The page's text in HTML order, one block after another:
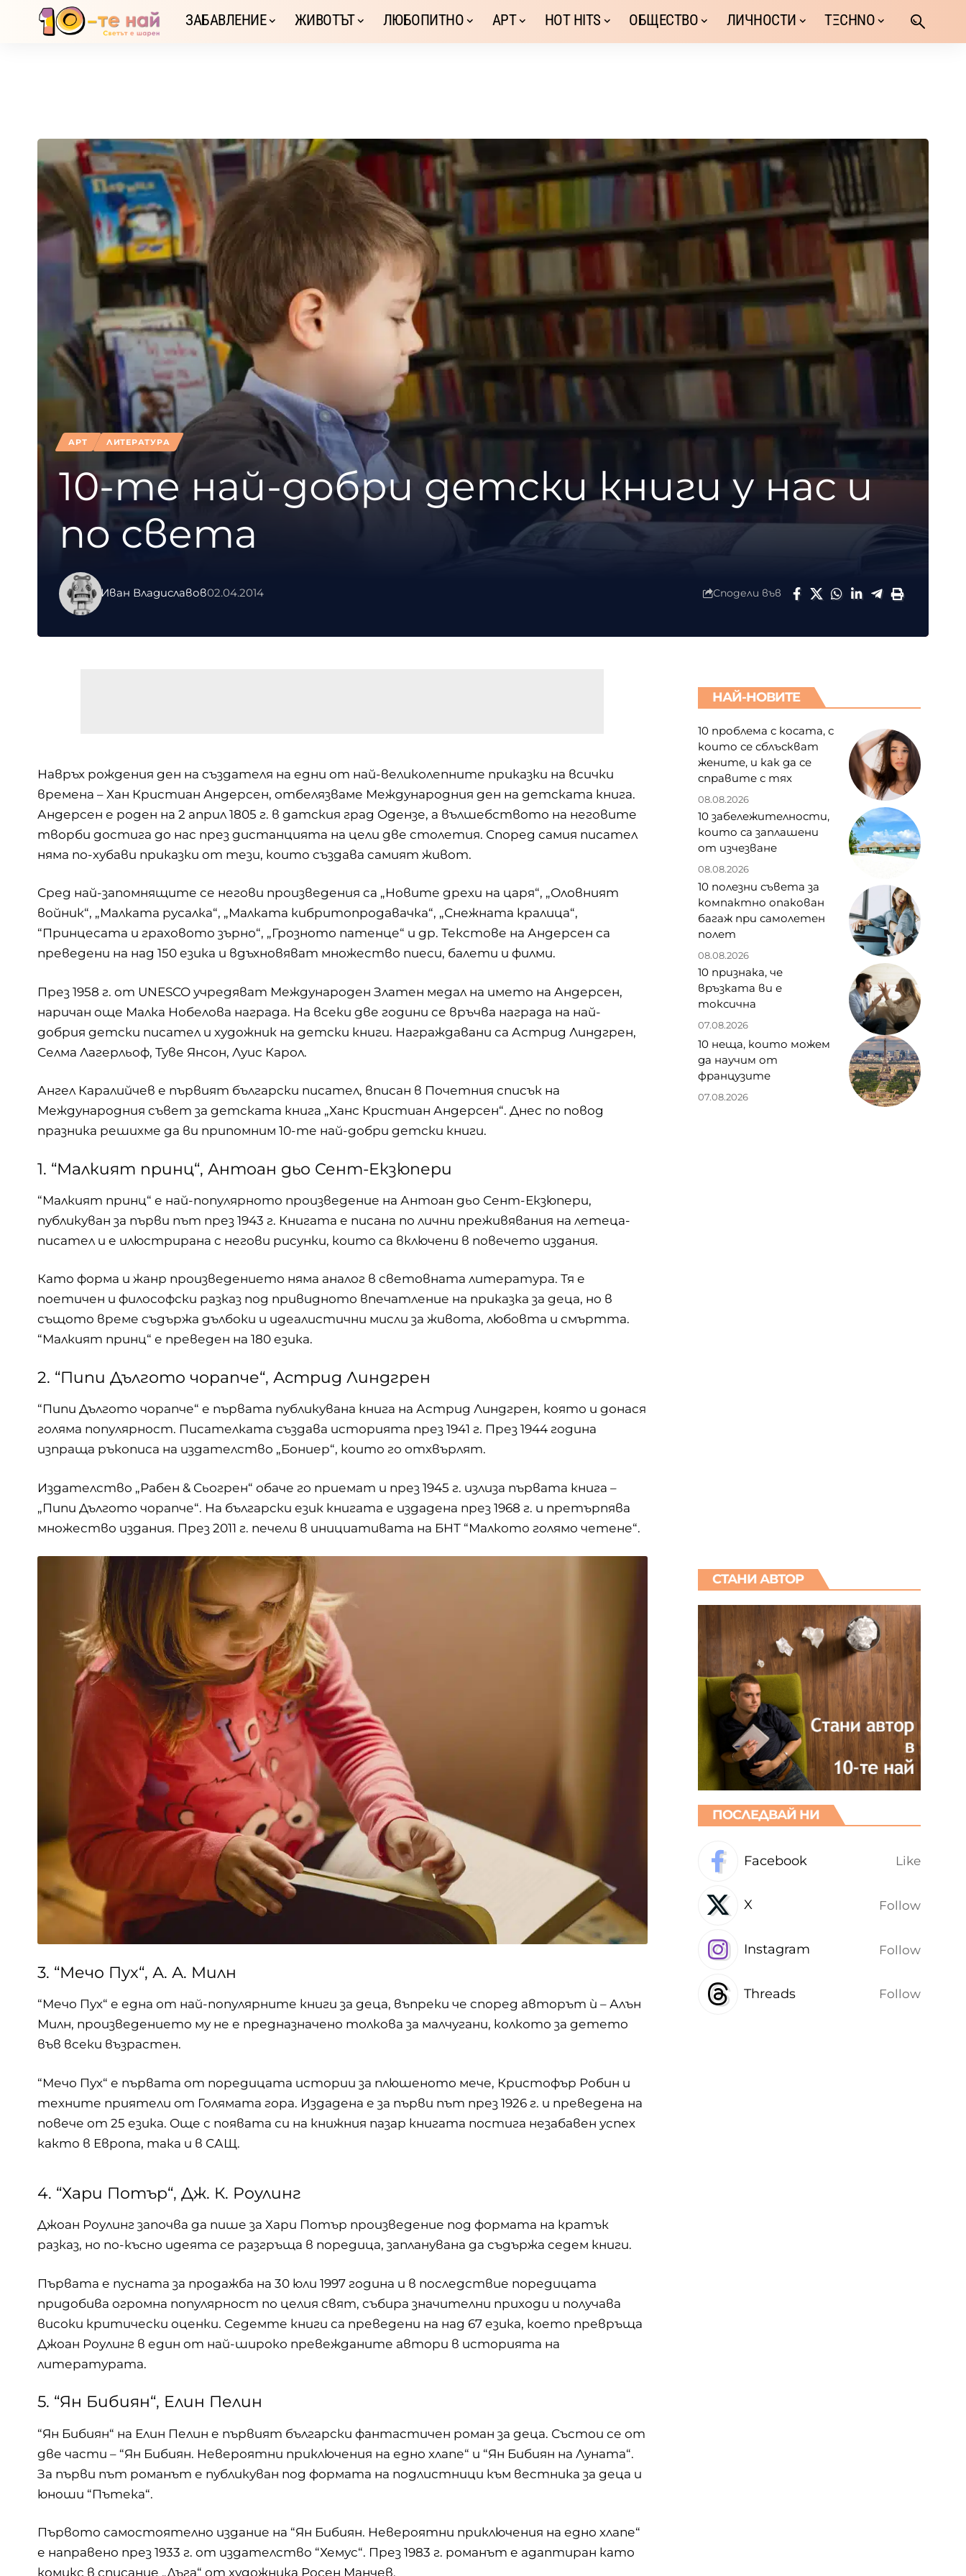
ЗАБАВЛЕНИЕ ЖИВОТЪТ ЛЮБОПИТНО АРТ HOT HITS ОБЩЕСТВО ЛИЧНОСТИ TΞCHNO
АРТ ЛИТЕРАТУРА
10-те най-добри детски книги у нас и
по света
Иван Владиславов02.04.2014 Сподели във
Навръх рождения ден на създателя на едни от най-великолепните приказки на всички
времена – Хан Кристиан Андерсен, отбелязваме Международния ден на детската книга.
Андерсен е роден на 2 април 1805 г. в датския град Одензе, а вълшебството на неговите
творби достига до нас през дистанцията на цели две столетия. Според самия писател
няма по-хубави приказки от тези, които създава самият живот.
Сред най-запомнящите се негови произведения са „Новите дрехи на царя“, „Оловният
войник“, „Малката русалка“, „Малката кибритопродавачка“, „Снежната кралица“,
“Принцесата и граховото зърно“, „Грозното патенце“ и др. Текстове на Андерсен са
преведени на над 150 езика и вдъхновяват множество пиеси, балети и филми.
През 1958 г. от UNESCO учредяват Международен Златен медал на името на Андерсен,
наричан още Малка Нобелова награда. На всеки две години се връчва награда на най-
добрия детски писател и художник на детски книги. Награждавани са Астрид Линдгрен,
Селма Лагерльоф, Туве Янсон, Луис Карол.
Ангел Каралийчев е първият български писател, вписан в Почетния списък на
Международния съвет за детската книга „Ханс Кристиан Андерсен“. Днес по повод
празника решихме да ви припомним 10-те най-добри детски книги.
1. “Малкият принц“, Антоан дьо Сент-Екзюпери
“Малкият принц“ е най-популярното произведение на Антоан дьо Сент-Екзюпери,
публикуван за първи път през 1943 г. Книгата е писана по лични преживявания на летеца-
писател и е илюстрирана с негови рисунки, които са включени в повечето издания.
Като форма и жанр произведението няма аналог в световната литература. Тя е
поетичен и философски разказ под привидното впечатление на приказка за деца, но в
същото време съдържа дълбоки и идеалистични мисли за живота, любовта и смъртта.
“Малкият принц“ е преведен на 180 езика.
2. “Пипи Дългото чорапче“, Астрид Линдгрен
“Пипи Дългото чорапче“ е първата публикувана книга на Астрид Линдгрен, която и донася
голяма популярност. Писателката създава историята през 1941 г. През 1944 година
изпраща ръкописа на издателство „Бониер“, които го отхвърлят.
Издателство „Рабен & Сьогрен“ обаче го приемат и през 1945 г. излиза първата книга –
„Пипи Дългото чорапче“. На български език книгата е издадена през 1968 г. и претърпява
множество издания. През 2011 г. печели в инициативата на БНТ “Малкото голямо четене“.
3. “Мечо Пух“, А. А. Милн
“Мечо Пух“ е една от най-популярните книги за деца, въпреки че според авторът ѝ – Алън
Милн, произведението му не е предназначено толкова за малчугани, колкото за детето
във всеки възрастен.
“Мечо Пух“ е първата от поредицата истории за плюшеното мече, Кристофър Робин и
техните приятели от Голямата гора. Издадена е за първи път през 1926 г. и преведена на
повече от 25 езика. Още с появата си на книжния пазар книгата постига незабавен успех
както в Европа, така и в САЩ.
4. “Хари Потър“, Дж. К. Роулинг
Джоан Роулинг започва да пише за Хари Потър произведение под формата на кратък
разказ, но по-късно идеята се разгръща в поредица, запланувана да съдържа седем книги.
Първата е пусната за продажба на 30 юли 1997 година и в последствие поредицата
придобива огромна популярност по целия свят, събира значителни приходи и получава
високи критически оценки. Седемте книги са преведени на над 67 езика, което превръща
Джоан Роулинг в един от най-широко превежданите автори в историята на
литературата.
5. “Ян Бибиян“, Елин Пелин
“Ян Бибиян“ на Елин Пелин е първият български фантастичен роман за деца. Състои се от
две части – “Ян Бибиян. Невероятни приключения на едно хлапе“ и “Ян Бибиян на Луната“.
За първи път романът е публикуван под формата на подлистници към вестника за деца и
юноши “Пътека“.
Първото самостоятелно издание на “Ян Бибиян. Невероятни приключения на едно хлапе“
е направено през 1933 г. от издателство “Хемус“. През 1983 г. романът е адаптиран като
комикс в списание „Дъга“ от художника Росен Манчев.
НАЙ-НОВИТЕ
10 проблема с косата, с
които се сблъскват
жените, и как да се
справите с тях
08.08.2026
10 забележителности,
които са заплашени
от изчезване
08.08.2026
10 полезни съвета за
компактно опакован
багаж при самолетен
полет
08.08.2026
10 признака, че
връзката ви е
токсична
07.08.2026
10 неща, които можем
да научим от
французите
07.08.2026
СТАНИ АВТОР
ПОСЛЕДВАЙ НИ
Facebook Like
X Follow
Instagram Follow
Threads Follow